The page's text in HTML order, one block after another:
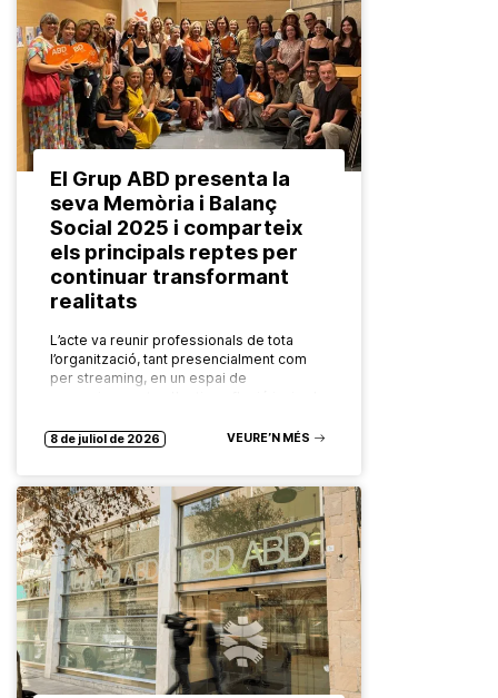
El Grup ABD presenta la
seva Memòria i Balanç
Social 2025 i comparteix
els principals reptes per
continuar transformant
realitats
L’acte va reunir professionals de tota
l’organització, tant presencialment com
per streaming, en un espai de
celebrat…
8 de juliol de 2026 VEURE’N MÉS